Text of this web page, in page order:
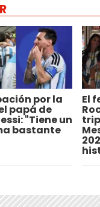
por la
papá de
"Tiene un
bastante
El